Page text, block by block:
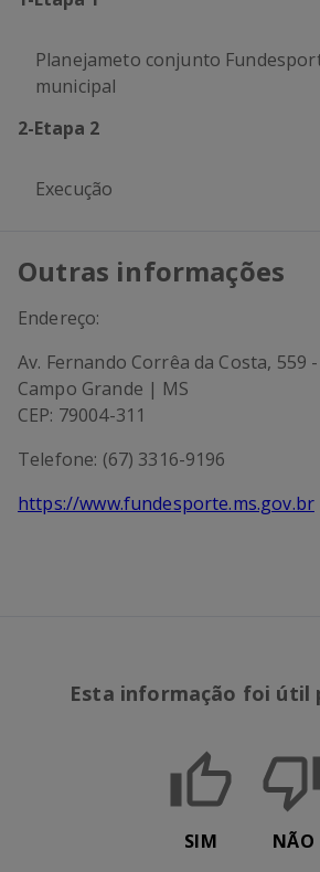
Planejameto conjunto
municipal
2-Etapa 2
Execução
Outras informações
Endereço:
Av. Fernando Corrêa da Costa, 559
Campo Grande | MS
CEP: 79004-311
Telefone: (67) 3316-9196
https://www.fundesporte.ms.gov.br
Esta informação foi útil
SIM NÃO